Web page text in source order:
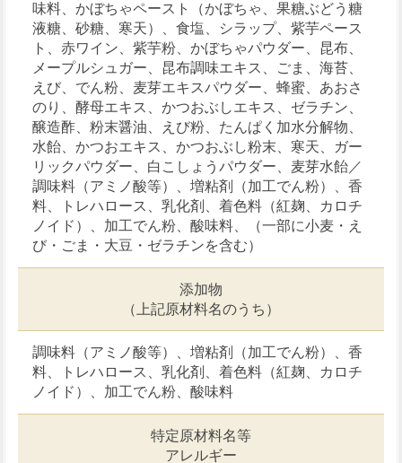
味料、かぼちゃペースト（かぼちゃ、果糖ぶどう糖
液糖、砂糖、寒天）、食塩、シラップ、紫芋ペース
ト、赤ワイン、紫芋粉、かぼちゃパウダー、昆布、
メープルシュガー、昆布調味エキス、ごま、海苔、
えび、でん粉、麦芽エキスパウダー、蜂蜜、あおさ
のり、酵母エキス、かつおぶしエキス、ゼラチン、
醸造酢、粉末醤油、えび粉、たんぱく加水分解物、
水飴、かつおエキス、かつおぶし粉末、寒天、ガー
リックパウダー、白こしょうパウダー、麦芽水飴／
調味料（アミノ酸等）、増粘剤（加工でん粉）、香
料、トレハロース、乳化剤、着色料（紅麹、カロチ
ノイド）、加工でん粉、酸味料、（一部に小麦・え
び・ごま・大豆・ゼラチンを含む）
添加物
（上記原材料名のうち）
調味料（アミノ酸等）、増粘剤（加工でん粉）、香
料、トレハロース、乳化剤、着色料（紅麹、カロチ
ノイド）、加工でん粉、酸味料
特定原材料名等
アレルギー